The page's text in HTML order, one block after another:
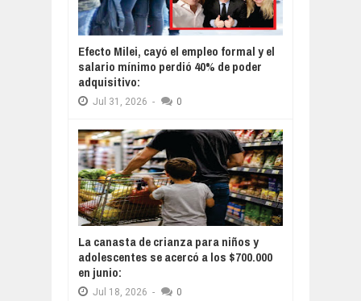
Efecto Milei, cayó el empleo formal y el
salario mínimo perdió 40% de poder
adquisitivo:
Jul 31, 2026 - 0
La canasta de crianza para niños y
adolescentes se acercó a los $700.000
en junio:
Jul 18, 2026 - 0